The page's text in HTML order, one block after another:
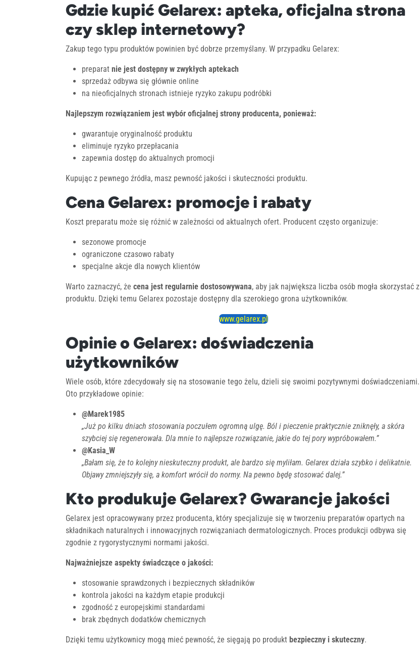
Gdzie kupić Gelarex: apteka, oficjalna strona
czy sklep internetowy?
Zakup tego typu produktów powinien być dobrze przemyślany. W przypadku Gelarex:
preparat nie jest dostępny w zwykłych aptekach
sprzedaż odbywa się głównie online
na nieoficjalnych stronach istnieje ryzyko zakupu podróbki
Najlepszym rozwiązaniem jest wybór oficjalnej strony producenta, ponieważ:
gwarantuje oryginalność produktu
eliminuje ryzyko przepłacania
zapewnia dostęp do aktualnych promocji
Kupując z pewnego źródła, masz pewność jakości i skuteczności produktu.
Cena Gelarex: promocje i rabaty
Koszt preparatu może się różnić w zależności od aktualnych ofert. Producent często organizuje:
sezonowe promocje
ograniczone czasowo rabaty
specjalne akcje dla nowych klientów
Warto zaznaczyć, że cena jest regularnie dostosowywana, aby jak największa liczba osób mogła skorzystać z
produktu. Dzięki temu Gelarex pozostaje dostępny dla szerokiego grona użytkowników.
www.gelarex.pl
Opinie o Gelarex: doświadczenia
użytkowników
Wiele osób, które zdecydowały się na stosowanie tego żelu, dzieli się swoimi pozytywnymi doświadczeniami.
Oto przykładowe opinie:
@Marek1985
„Już po kilku dniach stosowania poczułem ogromną ulgę. Ból i pieczenie praktycznie zniknęły, a skóra
szybciej się regenerowała. Dla mnie to najlepsze rozwiązanie, jakie do tej pory wypróbowałem.”
@Kasia_W
„Bałam się, że to kolejny nieskuteczny produkt, ale bardzo się myliłam. Gelarex działa szybko i delikatnie.
Objawy zmniejszyły się, a komfort wrócił do normy. Na pewno będę stosować dalej.”
Kto produkuje Gelarex? Gwarancje jakości
Gelarex jest opracowywany przez producenta, który specjalizuje się w tworzeniu preparatów opartych na
składnikach naturalnych i innowacyjnych rozwiązaniach dermatologicznych. Proces produkcji odbywa się
zgodnie z rygorystycznymi normami jakości.
Najważniejsze aspekty świadczące o jakości:
stosowanie sprawdzonych i bezpiecznych składników
kontrola jakości na każdym etapie produkcji
zgodność z europejskimi standardami
brak zbędnych dodatków chemicznych
Dzięki temu użytkownicy mogą mieć pewność, że sięgają po produkt bezpieczny i skuteczny.